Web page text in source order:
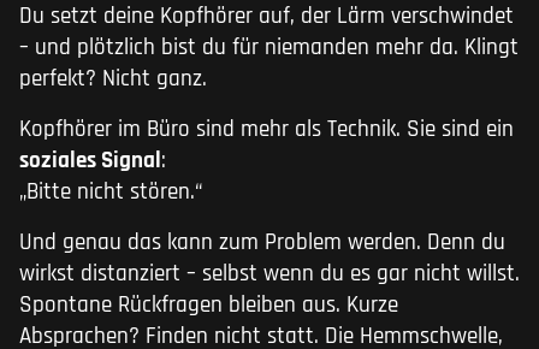
Du setzt deine Kopfhörer auf, der Lärm verschwindet
– und plötzlich bist du für niemanden mehr da. Klingt
perfekt? Nicht ganz.
Kopfhörer im Büro sind mehr als Technik. Sie sind ein
soziales Signal:
„Bitte nicht stören.“
Und genau das kann zum Problem werden. Denn du
wirkst distanziert – selbst wenn du es gar nicht willst.
Spontane Rückfragen bleiben aus. Kurze
Absprachen? Finden nicht statt. Die Hemmschwelle,